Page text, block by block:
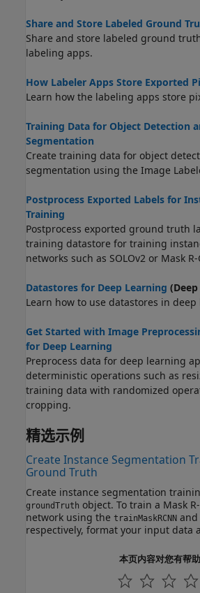
Share and Store Labeled Ground
Share and store labeled ground
labeling apps.
How Labeler Apps Store Exported
Learn how the labeling apps store
Training Data for Object Detection
Segmentation
Create training data for object
segmentation using the Image
Postprocess Exported Labels for
Training
Postprocess exported ground truth
training datastore for training
networks such as SOLOv2 or Mask R-
Datastores for Deep Learning
Learn how to use datastores in
Get Started with Image
for Deep Learning
Preprocess data for deep learning
deterministic operations such as
training data with randomized
cropping.
精选示例
Create Instance Segmentation
Ground Truth
Create instance segmentation
groundTruth object. To train a Mask
network using the trainMaskRCNN and
respectively, format your input data
containing the RGB training image,
instance labels, and instance
ground data into a set of binary
aligned rectangles for training.
本页内容对您有帮